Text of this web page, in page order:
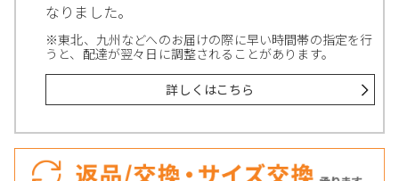
なりました。
※東北、九州などへのお届けの際に早い時間帯の指定を行
うと、配達が翌々日に調整されることがあります。
詳しくはこちら